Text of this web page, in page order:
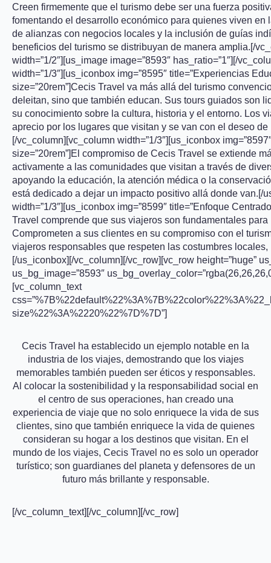
Creen firmemente que el turismo debe ser una fuerza
fomentando el desarrollo económico para quienes viven en
de alianzas con negocios locales y la inclusión de guías
beneficios del turismo se distribuyan de manera amplia.[/
width=”1/2″][us_image image=”8593″ has_ratio=”1″][/
width=”1/3″][us_iconbox img=”8595″ title=”Experiencias
size=”20rem”]Cecis Travel va más allá del turismo
deleitan, sino que también educan. Sus tours guiados son
su conocimiento sobre la cultura, historia y el entorno. Los
aprecio por los lugares que visitan y se van con el deseo
[/vc_column][vc_column width=”1/3″][us_iconbox
size=”20rem”]El compromiso de Cecis Travel se extiende
activamente a las comunidades que visitan a través de
apoyando la educación, la atención médica o la
está dedicado a dejar un impacto positivo allá donde van.[/
width=”1/3″][us_iconbox img=”8599″ title=”Enfoque
Travel comprende que sus viajeros son fundamentales
Comprometen a sus clientes en su compromiso con el
viajeros responsables que respeten las costumbres
[/us_iconbox][/vc_column][/vc_row][vc_row height=”huge”
us_bg_image=”8593″
[vc_column_text
size%22%3A%2220%22%7D%7D”]
Cecis Travel ha establecido un ejemplo notable en la
industria de los viajes, demostrando que los viajes
memorables también pueden ser éticos y responsables.
Al colocar la sostenibilidad y la responsabilidad social en
el centro de sus operaciones, han creado una
experiencia de viaje que no solo enriquece la vida de sus
clientes, sino que también enriquece la vida de quienes
consideran su hogar a los destinos que visitan. En el
mundo de los viajes, Cecis Travel no es solo un operador
turístico; son guardianes del planeta y defensores de un
futuro más brillante y responsable.
[/vc_column_text][/vc_column][/vc_row]